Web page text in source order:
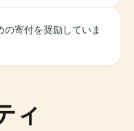
寄付を奨励していま
ィ